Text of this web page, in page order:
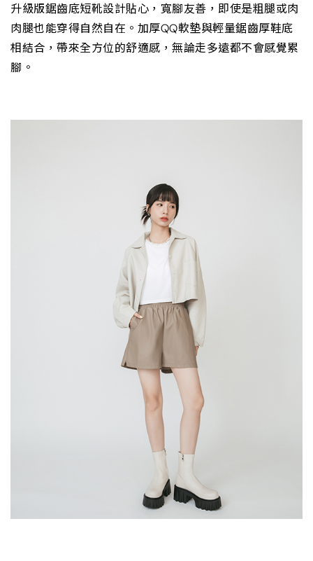
升級版鋸齒底短靴設計貼心，寬腳友善，即使是粗腿或肉
肉腿也能穿得自然自在。加厚QQ軟墊與輕量鋸齒厚鞋底
相結合，帶來全方位的舒適感，無論走多遠都不會感覺累
腳。